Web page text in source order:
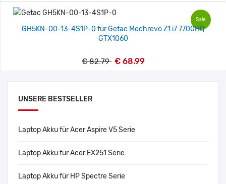
UNSERE BESTSELLER
Laptop Akku für Acer Aspire V5 Serie
Laptop Akku für Acer EX251 Serie
Laptop Akku für HP Spectre Serie
Sale
GH5KN-00-13-4S1P-0 für Getac Mechrevo Z1 i7 7700HQ
GTX1060
€ 82.79 € 68.99